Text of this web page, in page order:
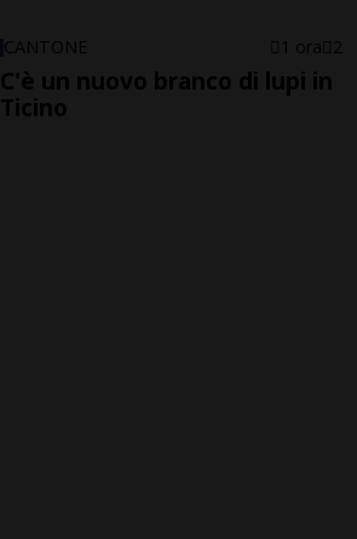
CANTONE 1 ora 2
C'è un nuovo branco di lupi in
Ticino